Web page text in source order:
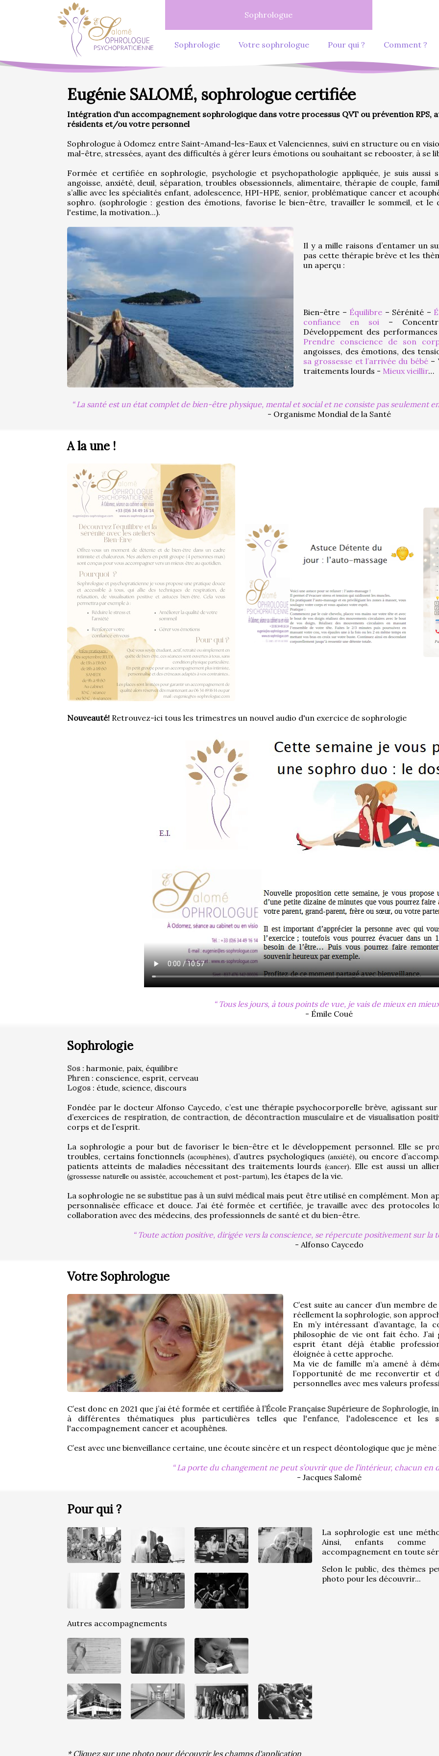
Sophrologue
Sophrologie Votre sophrologue Pour qui ? Comment ?
Eugénie SALOMÉ, sophrologue certifiée
Intégration d'un accompagnement sophrologique dans votre processus QVT ou prévention RPS,
résidents et/ou votre personnel
Sophrologue à Odomez entre Saint-Amand-les-Eaux et Valenciennes, suivi en structure ou en
mal-être, stressées, ayant des difficultés à gérer leurs émotions ou souhaitant se rebooster, à se
Formée et certifiée en sophrologie, psychologie et psychopathologie appliquée, je suis aussi
angoisse, anxiété, deuil, séparation, troubles obsessionnels, alimentaire, thérapie de couple,
s’allie avec les spécialités enfant, adolescence, HPI-HPE, senior, problématique cancer et
sophro. (sophrologie : gestion des émotions, favorise le bien-être, travailler le sommeil, et le
l'estime, la motivation...).
Il y a mille raisons d’entamer un
pas cette thérapie brève et les
un aperçu :
Bien-être – Équilibre – Sérénité –
confiance en soi –
Développement des
Prendre conscience de son
angoisses, des émotions, des
sa grossesse et l’arrivée du bébé –
traitements lourds - Mieux vieillir…
La santé est un état complet de bien-être physique, mental et social et ne consiste pas seulement
- Organisme Mondial de la Santé
A la une !
Nouveauté! Retrouvez-ici tous les trimestres un nouvel audio d'un exercice de sophrologie
Tous les jours, à tous points de vue, je vais de mieux en
- Émile Coué
Sophrologie
Sos : harmonie, paix, équilibre
Phren : conscience, esprit, cerveau
Logos : étude, science, discours
Fondée par le docteur Alfonso Caycedo, c’est une thérapie psychocorporelle brève, agissant
d’exercices de respiration, de contraction, de décontraction musculaire et de visualisation
corps et de l’esprit.
La sophrologie a pour but de favoriser le bien-être et le développement personnel. Elle se
troubles, certains fonctionnels (acouphènes), d’autres psychologiques (anxiété), ou encore
patients atteints de maladies nécessitant des traitements lourds (cancer)
(grossesse naturelle ou assistée, accouchement et post-partum), les étapes de la vie.
La sophrologie ne se substitue pas à un suivi médical mais peut être utilisé en complément. Mon
personnalisée efficace et douce. J’ai été formée et certifiée, je travaille avec des protocoles
collaboration avec des médecins, des professionnels de santé et du bien-être.
Toute action positive, dirigée vers la conscience, se répercute positivement sur la
- Alfonso Caycedo
Votre Sophrologue
C’est suite au cancer d’un membre
réellement la sophrologie, son
En m’y intéressant d’avantage,
philosophie de vie ont fait écho.
esprit étant déjà établie
éloignée à cette approche.
Ma vie de famille m’a amené à
l’opportunité de me reconvertir et
personnelles avec mes valeurs
C’est donc en 2021 que j’ai été formée et certifiée à l’École Française Supérieure de Sophrologie,
à différentes thématiques plus particulières telles que l'enfance, l'adolescence et les
l'accompagnement cancer et acouphènes.
C’est avec une bienveillance certaine, une écoute sincère et un respect déontologique que je
La porte du changement ne peut s’ouvrir que de l’intérieur, chacun en
- Jacques Salomé
Pour qui ?
Autres accompagnements
* Cliquez sur une photo pour découvrir les champs d'application
La sophrologie est une
Ainsi, enfants comme
accompagnement en toute
Selon le public, des thèmes
photo pour les découvrir...